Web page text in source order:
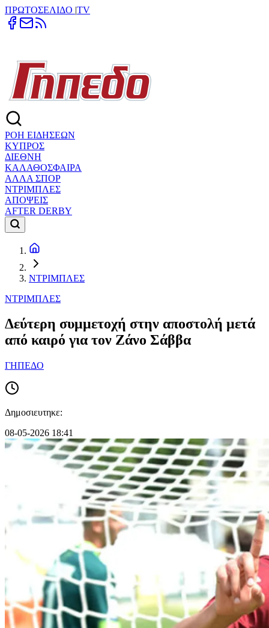
ΠΡΩΤΟΣΕΛΙΔΟ |TV
ΡΟΗ ΕΙΔΗΣΕΩΝ
ΚΥΠΡΟΣ
ΔΙΕΘΝΗ
ΚΑΛΑΘΟΣΦΑΙΡΑ
ΑΛΛΑ ΣΠΟΡ
ΝΤΡΙΜΠΛΕΣ
ΑΠΟΨΕΙΣ
AFTER DERBY
ΝΤΡΙΜΠΛΕΣ
ΝΤΡΙΜΠΛΕΣ
Δεύτερη συμμετοχή στην αποστολή μετά
από καιρό για τον Ζάνο Σάββα
ΓΗΠΕΔΟ
Δημοσιευτηκε:
08-05-2026 18:41